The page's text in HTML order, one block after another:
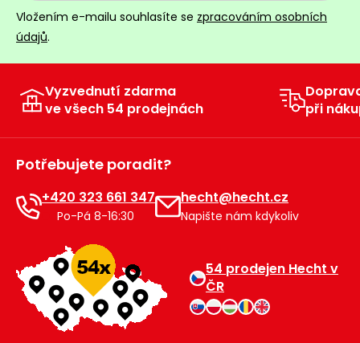
Vložením e-mailu souhlasíte se zpracováním osobních
údajů.
Vyzvednutí zdarma
ve všech 54 prodejnách
při
Potřebujete poradit?
+420 323 661 347
Po-Pá 8-16:30
hecht@hecht.cz
Napište nám kdykoliv
54 prodejen Hecht v
ČR